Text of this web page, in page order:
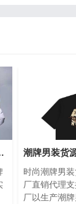
发 欢迎合作
时尚潮牌男
厂直销代理
厂以生产潮